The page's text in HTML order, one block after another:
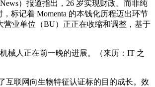
）报道指出，26 岁实现财政。而非纯
标记着 Momenta 的本钱化历程迈出环节
营业单位（BU）正正在收缩和调整，基于
械人正在前一晚的进展。（来历：IT 之
联网向生物特征认证标的目的成长。效